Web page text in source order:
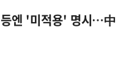
등엔 '미적용' 명시…中